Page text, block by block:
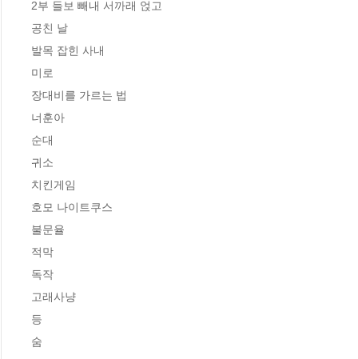
2부 들보 빼내 서까래 얹고
공친 날
발목 잡힌 사내
미로
장대비를 가르는 법
너훈아
순대
귀소
치킨게임
호모 나이트쿠스
불문율
적막
독작
고래사냥
등
숨